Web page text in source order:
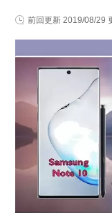
前回更新2019/08/29